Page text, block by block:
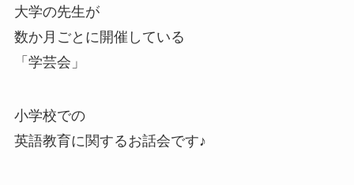
大学の先生が
数か月ごとに開催している
「学芸会」
小学校での
英語教育に関するお話会です♪